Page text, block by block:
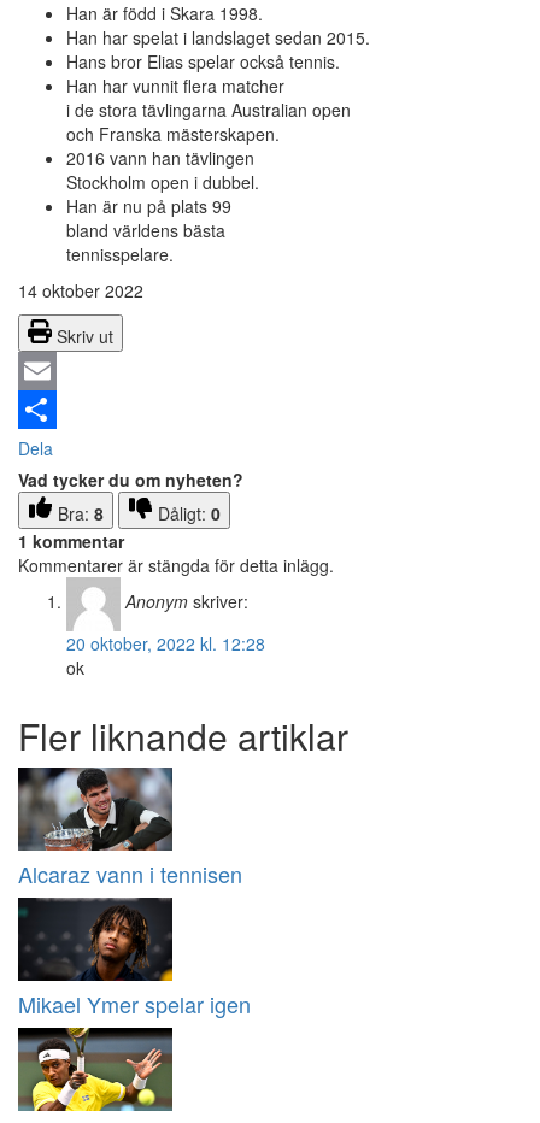
Han är född i Skara 1998.
Han har spelat i landslaget sedan 2015.
Hans bror Elias spelar också tennis.
Han har vunnit flera matcher
i de stora tävlingarna Australian open
och Franska mästerskapen.
2016 vann han tävlingen
Stockholm open i dubbel.
Han är nu på plats 99
bland världens bästa
tennisspelare.
14 oktober 2022
Skriv ut
Email
Dela
Vad tycker du om nyheten?
Bra: 8 Dåligt: 0
1 kommentar
Kommentarer är stängda för detta inlägg.
Anonym skriver:
20 oktober, 2022 kl. 12:28
ok
Fler liknande artiklar
Alcaraz vann i tennisen
Mikael Ymer spelar igen